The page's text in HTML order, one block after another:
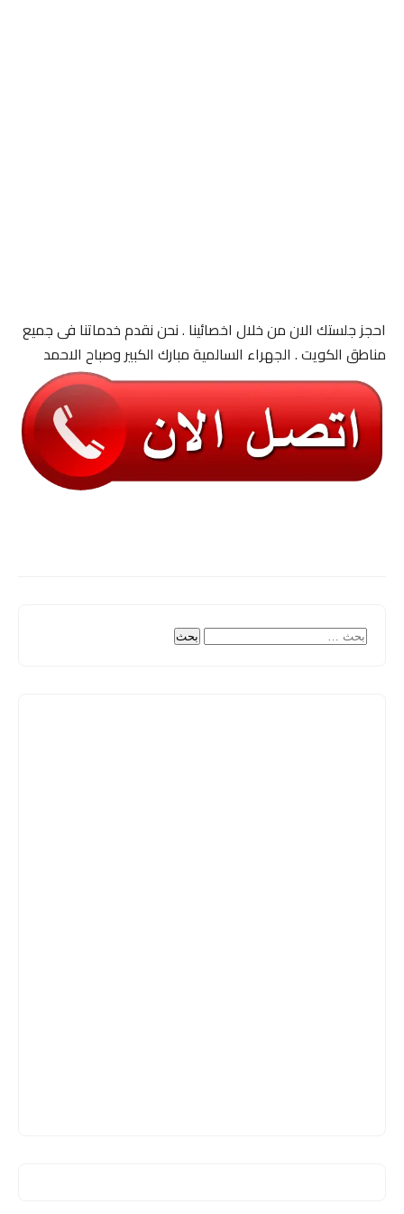
احجز جلستك الان من خلال اخصائينا . نحن نقدم خدماتنا فى جميع
مناطق الكويت . الجهراء السالمية مبارك الكبير وصباح الاحمد
البحث